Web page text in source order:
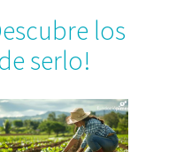
los
serlo!